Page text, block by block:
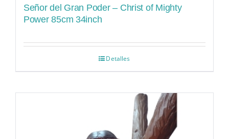
Señor del Gran Poder – Christ of Mighty
Power 85cm 34inch
Detalles